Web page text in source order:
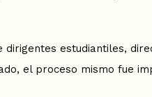
estudiantiles,
el proceso mismo fue